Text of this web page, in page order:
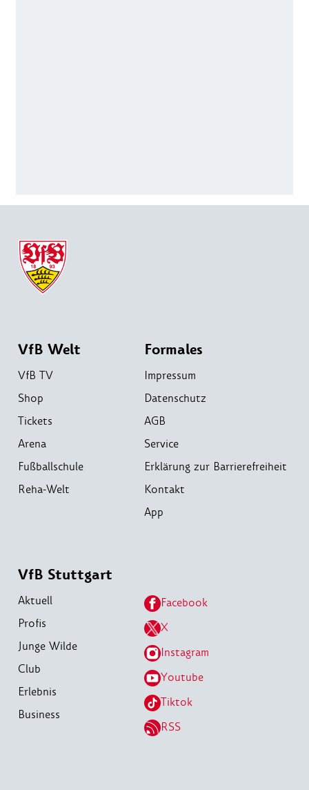
VfB Welt
VfB TV
Shop
Tickets
Arena
Fußballschule
Reha-Welt
Formales
Impressum
Datenschutz
AGB
Service
Erklärung zur Barrierefreiheit
Kontakt
App
VfB Stuttgart
Aktuell
Profis
Junge Wilde
Club
Erlebnis
Business
Facebook
X
Instagram
Youtube
Tiktok
RSS